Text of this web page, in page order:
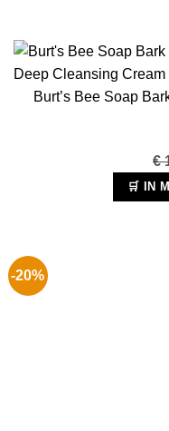
Burt’s Bee Soap
€
🛒 IN
-20%